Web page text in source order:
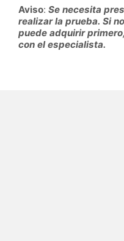
Aviso: Se necesita
realizar la prueba. Si
puede adquirir
con el especialista.